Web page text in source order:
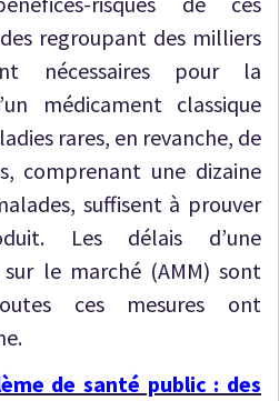
regroupant des milliers
nécessaires pour la
médicament classique
rares, en revanche, de
comprenant une dizaine
suffisent à prouver
Les délais d’une
le marché (AMM) sont
ces mesures ont
de santé public : des